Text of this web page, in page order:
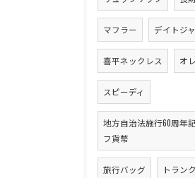
マフラー デイトジ
喜平ネックレス オ
スピーディ
地方自治法施行60周年
フ貨幣
旅行バッグ トランク